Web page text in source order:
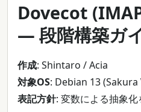
Dovecot
— 段階構築ガ
作成: Shintaro / Acia
対象OS: Debian 13 (Sakura
表記方針: 変数による抽象